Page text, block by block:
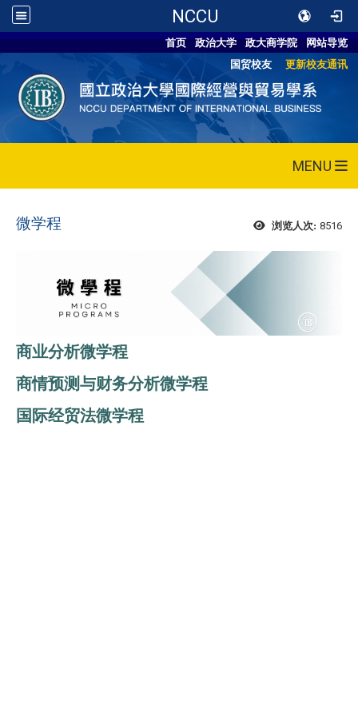
NCCU
首页 政治大学 政大商学院
网站导览
国贸校友
更新校友通讯
MENU
浏览人次: 8516
微学程
商业分析微学程
商情预测与财务分析微学程
国际经贸法微学程